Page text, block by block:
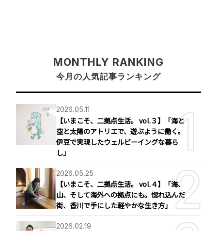
MONTHLY RANKING
今月の人気記事ランキング
2026.05.11
【いまこそ、二拠点生活。 vol.３】「海と
空と太陽のアトリエで、遊ぶように働く。
伊豆で実現したウェルビーイングな暮ら
し」
2026.05.25
【いまこそ、二拠点生活。 vol.４】「海、
山、そして海外への拠点にも。惚れ込んだ
街、香川で手にした軽やかな生き方」
2026.02.19